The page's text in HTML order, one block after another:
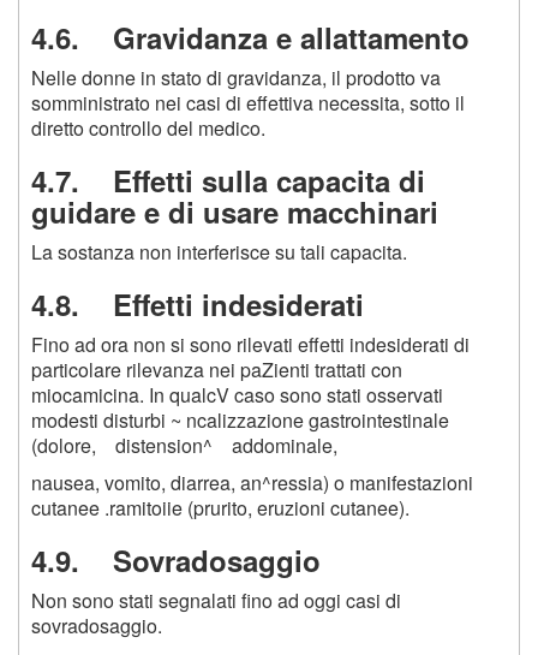
4.6. Gravidanza e allattamento
Nelle donne in stato di gravidanza, il prodotto va
somministrato nei casi di effettiva necessita, sotto il
diretto controllo del medico.
4.7. Effetti sulla capacita di
guidare e di usare macchinari
La sostanza non interferisce su tali capacita.
4.8. Effetti indesiderati
Fino ad ora non si sono rilevati effetti indesiderati di
particolare rilevanza nei paZienti trattati con
miocamicina. In qualcV caso sono stati osservati
modesti disturbi ~ ncalizzazione gastrointestinale
(dolore, distension^ addominale,
nausea, vomito, diarrea, an^ressia) o manifestazioni
cutanee .ramitoiie (prurito, eruzioni cutanee).
4.9. Sovradosaggio
Non sono stati segnalati fino ad oggi casi di
sovradosaggio.